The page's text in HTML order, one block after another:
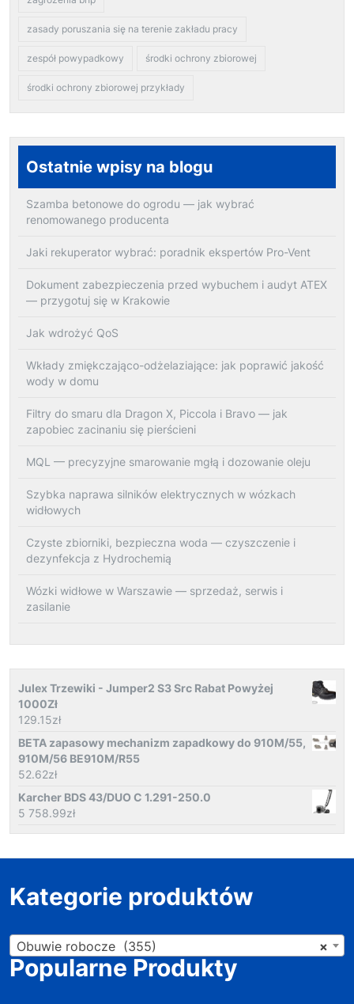
zasady poruszania się na terenie zakładu pracy
zespół powypadkowy środki ochrony zbiorowej
środki ochrony zbiorowej przykłady
Ostatnie wpisy na blogu
Szamba betonowe do ogrodu — jak wybrać
renomowanego producenta
Jaki rekuperator wybrać: poradnik ekspertów Pro-Vent
Dokument zabezpieczenia przed wybuchem i audyt ATEX
— przygotuj się w Krakowie
Jak wdrożyć QoS
Wkłady zmiękczająco-odżelaziające: jak poprawić jakość
wody w domu
Filtry do smaru dla Dragon X, Piccola i Bravo — jak
zapobiec zacinaniu się pierścieni
MQL — precyzyjne smarowanie mgłą i dozowanie oleju
Szybka naprawa silników elektrycznych w wózkach
widłowych
Czyste zbiorniki, bezpieczna woda — czyszczenie i
dezynfekcja z Hydrochemią
Wózki widłowe w Warszawie — sprzedaż, serwis i
zasilanie
Julex Trzewiki - Jumper2 S3 Src Rabat Powyżej
1000Zł
129.15zł
BETA zapasowy mechanizm zapadkowy do 910M/55,
910M/56 BE910M/R55
52.62zł
Karcher BDS 43/DUO C 1.291-250.0
5 758.99zł
Kategorie produktów
×
Obuwie robocze (355)
Popularne Produkty